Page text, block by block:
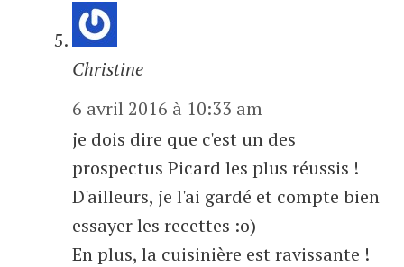
Christine
6 avril 2016 à 10:33 am
je dois dire que c'est un des
prospectus Picard les plus réussis !
D'ailleurs, je l'ai gardé et compte bien
essayer les recettes :o)
En plus, la cuisinière est ravissante !